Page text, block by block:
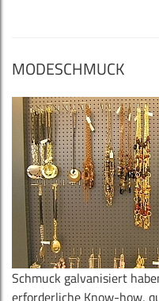
MODESCHMUCK
Schmuck galvanisiert
erforderliche Know-how,